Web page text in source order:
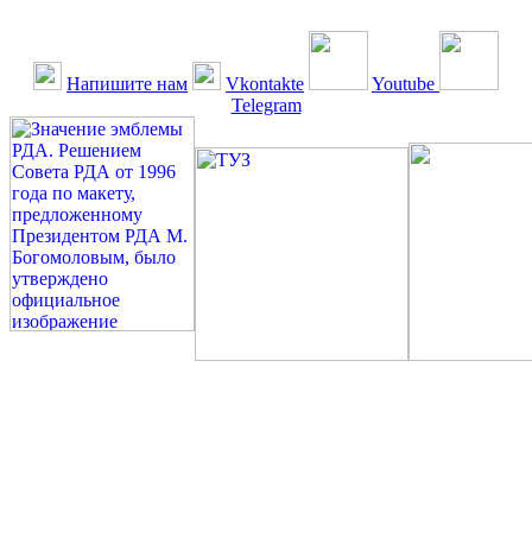
Напишите нам Vkontakte
Youtube
Telegram